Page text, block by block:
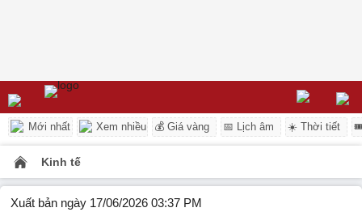
Mới nhất Xem nhiều 💰 Giá vàng 📅 Lịch âm ☀️ Thời tiết
Kinh tế
Xuất bản ngày 17/06/2026 03:37 PM